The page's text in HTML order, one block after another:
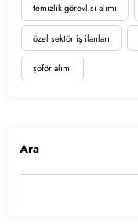
temizlik görevlisi alımı
özel sektör iş ilanları
şoför alımı
Ara